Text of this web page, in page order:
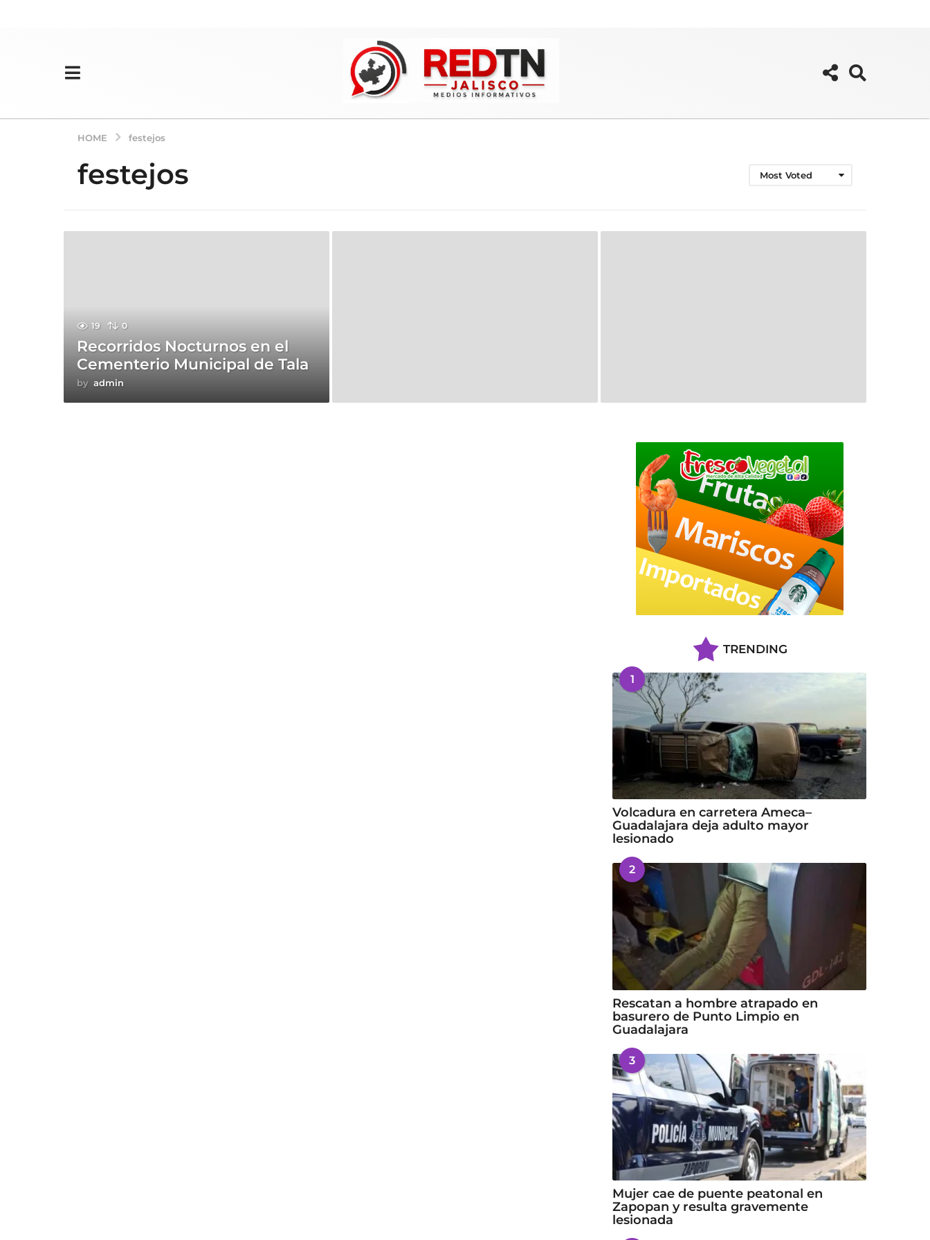
HOME festejos
festejos Most Voted
19 0
Recorridos Nocturnos en el
Cementerio Municipal de Tala
by admin
TRENDING
1
Volcadura en carretera Ameca–
Guadalajara deja adulto mayor
lesionado
2
Rescatan a hombre atrapado en
basurero de Punto Limpio en
Guadalajara
3
Mujer cae de puente peatonal en
Zapopan y resulta gravemente
lesionada